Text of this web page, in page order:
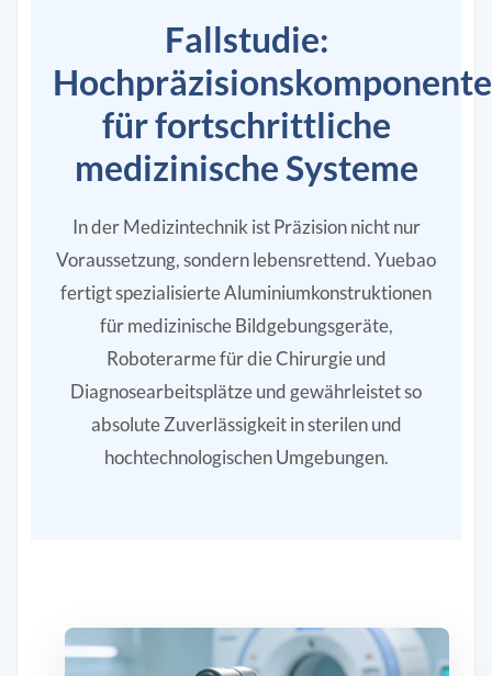
Fallstudie:
für fortschrittliche
medizinische Systeme
In der Medizintechnik ist Präzision nicht nur
Voraussetzung, sondern lebensrettend. Yuebao
fertigt spezialisierte Aluminiumkonstruktionen
für medizinische Bildgebungsgeräte,
Roboterarme für die Chirurgie und
Diagnosearbeitsplätze und gewährleistet so
absolute Zuverlässigkeit in sterilen und
hochtechnologischen Umgebungen.